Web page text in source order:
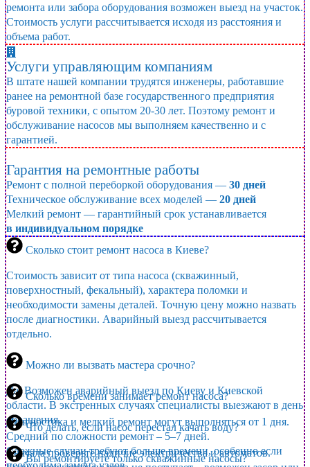
ремонта или забора оборудования возможен выезд на участок.
Стоимость услуги рассчитывается исходя из расстояния и
объема работ.
Услуги управляющим компаниям
В штате нашей компании трудятся инженеры, работавшие
ранее на ремонтной базе государственного предприятия
буровой техники, с опытом 20-30 лет. Поэтому ремонт и
обслуживание насосов мы выполняем качественно и с
гарантией.
Гарантия на ремонтные работы
Ремонт с полной переборкой оборудования — 30 дней
Техническое обслуживание всех моделей — 20 дней
Мелкий ремонт — гарантийный срок устанавливается
в индивидуальном порядке
Сколько стоит ремонт насоса в Киеве?
Стоимость зависит от типа насоса (скважинный,
поверхностный, фекальный), характера поломки и
необходимости замены деталей. Точную цену можно назвать
после диагностики. Аварийный выезд рассчитывается
отдельно.
Можно ли вызвать мастера срочно?
Да. Возможен аварийный выезд по Киеву и Киевской
области. В экстренных случаях специалисты выезжают в день
обращения.
Сколько времени занимает ремонт насоса?
Диагностика и мелкий ремонт могут выполняться от 1 дня.
Средний по сложности ремонт – 5–7 дней.
Сложные случаи требуют больше времени, особенно если
Что делать, если насос перестал качать воду?
Сначала проверьте наличие электричества и автоматов.
Вы ремонтируете только скважинные насосы?